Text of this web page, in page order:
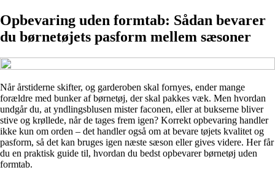
Opbevaring uden formtab: Sådan bevarer
du børnetøjets pasform mellem sæsoner
Når årstiderne skifter, og garderoben skal fornyes, ender mange
forældre med bunker af børnetøj, der skal pakkes væk. Men hvordan
undgår du, at yndlingsblusen mister faconen, eller at bukserne bliver
stive og krøllede, når de tages frem igen? Korrekt opbevaring handler
ikke kun om orden – det handler også om at bevare tøjets kvalitet og
pasform, så det kan bruges igen næste sæson eller gives videre. Her får
du en praktisk guide til, hvordan du bedst opbevarer børnetøj uden
formtab.